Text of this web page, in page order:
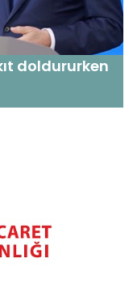
doldururken